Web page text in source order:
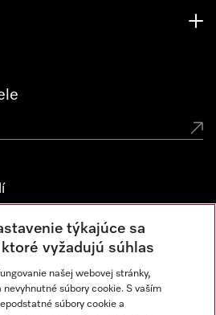
týkajúce sa
vyžadujú súhlas
našej webovej stránky,
súbory cookie. S vaším
súbory cookie a